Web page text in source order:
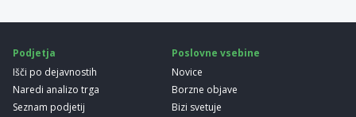
Podjetja
Išči po dejavnostih
Naredi analizo trga
Seznam podjetij
Poslovne vsebine
Novice
Borzne objave
Bizi svetuje